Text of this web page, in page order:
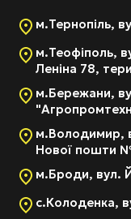
м.Тернопіль,
м.Теофіполь,
Леніна 78,
м.Бережани,
м.Володимир,
Нової пошти
м.Броди, вул.
с.Колоденка,